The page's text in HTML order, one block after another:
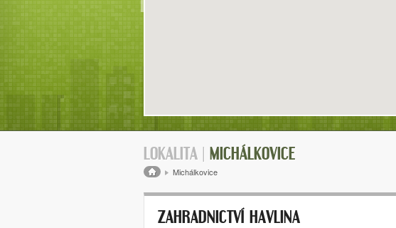
LOKALITA | MICHÁLKOVICE
Drobečková navigace
Michálkovice
ZAHRADNICTVÍ HAVLINA